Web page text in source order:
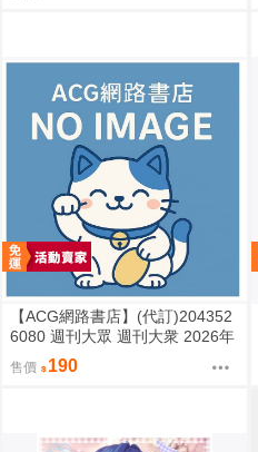
【ACG網路書店】(代訂)204352
6080 週刊大眾 週刊大衆 2026年
8月31日號 附:海報
售價 190